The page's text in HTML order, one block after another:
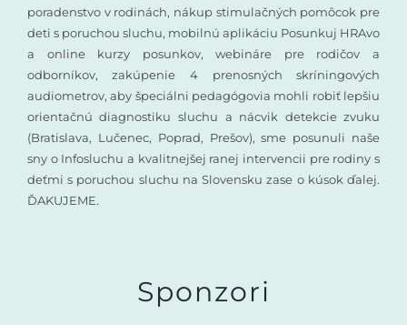
poradenstvo v rodinách, nákup stimulačných pomôcok pre
deti s poruchou sluchu, mobilnú aplikáciu Posunkuj HRAvo
a online kurzy posunkov, webináre pre rodičov a
odborníkov, zakúpenie 4 prenosných skríningových
audiometrov, aby špeciálni pedagógovia mohli robiť lepšiu
orientačnú diagnostiku sluchu a nácvik detekcie zvuku
(Bratislava, Lučenec, Poprad, Prešov), sme posunuli naše
sny o Infosluchu a kvalitnejšej ranej intervencii pre rodiny s
deťmi s poruchou sluchu na Slovensku zase o kúsok ďalej.
ĎAKUJEME.
Sponzori